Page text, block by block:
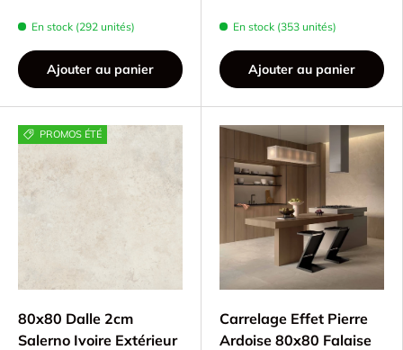
En stock (292 unités)
Ajouter au panier
En stock (353 unités)
Ajouter au panier
PROMOS ÉTÉ
80x80 Dalle 2cm
Salerno Ivoire Extérieur
Carrelage Effet Pierre
Ardoise 80x80 Falaise